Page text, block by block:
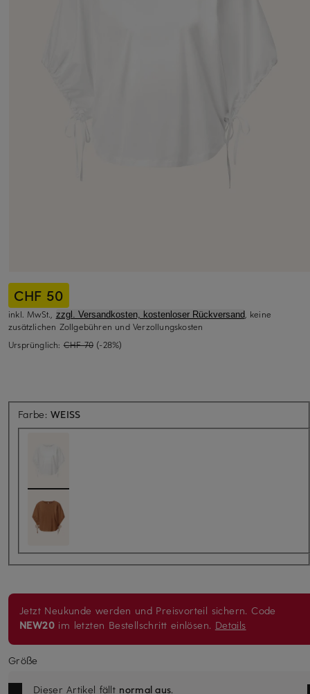
CHF 50
inkl. MwSt., zzgl. Versandkosten, kostenloser Rückversand, keine
zusätzlichen Zollgebühren und Verzollungskosten
Ursprünglich: CHF 70 (-28%)
Farbe:WEISS
Jetzt Neukunde werden und Preisvorteil sichern. Code
NEW20 im letzten Bestellschritt einlösen. Details
Größe
Dieser Artikel fällt normal aus.